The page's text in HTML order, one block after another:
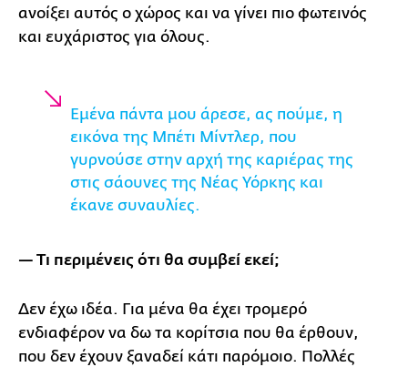
ανοίξει αυτός ο χώρος και να γίνει πιο φωτεινός
και ευχάριστος για όλους.
Εμένα πάντα μου άρεσε, ας πούμε, η
εικόνα της Μπέτι Μίντλερ, που
γυρνούσε στην αρχή της καριέρας της
στις σάουνες της Νέας Υόρκης και
έκανε συναυλίες.
— Τι περιμένεις ότι θα συμβεί εκεί;
Δεν έχω ιδέα. Για μένα θα έχει τρομερό
ενδιαφέρον να δω τα κορίτσια που θα έρθουν,
που δεν έχουν ξαναδεί κάτι παρόμοιο. Πολλές